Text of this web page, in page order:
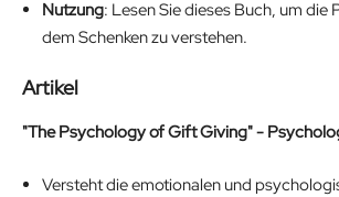
Nutzung: Lesen Sie dieses Buch, um die
dem Schenken zu verstehen.
Artikel
"The Psychology of Gift Giving" -
Versteht die emotionalen und